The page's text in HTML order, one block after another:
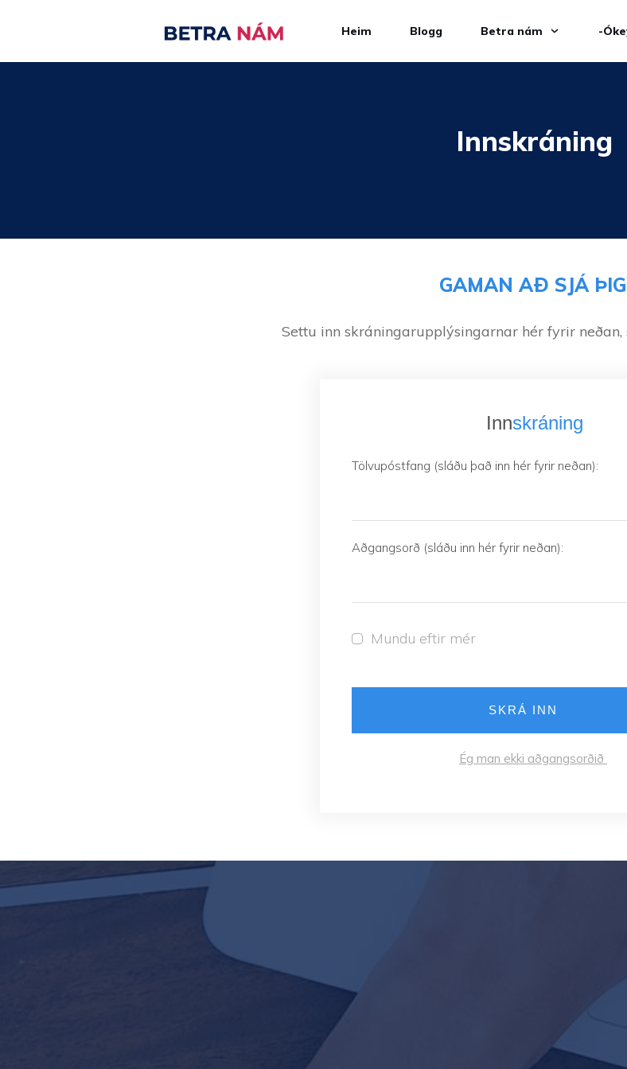
Heim Blogg Betra nám -
Innskráning
GAMAN AÐ SJÁ
Settu inn skráningarupplýsingarnar hér fyrir
Innskráning
Tölvupóstfang (sláðu það inn hér fyrir neðan):
Aðgangsorð (sláðu inn hér fyrir neðan):
Mundu eftir mér
SKRÁ INN
Ég man ekki aðgangsorðið